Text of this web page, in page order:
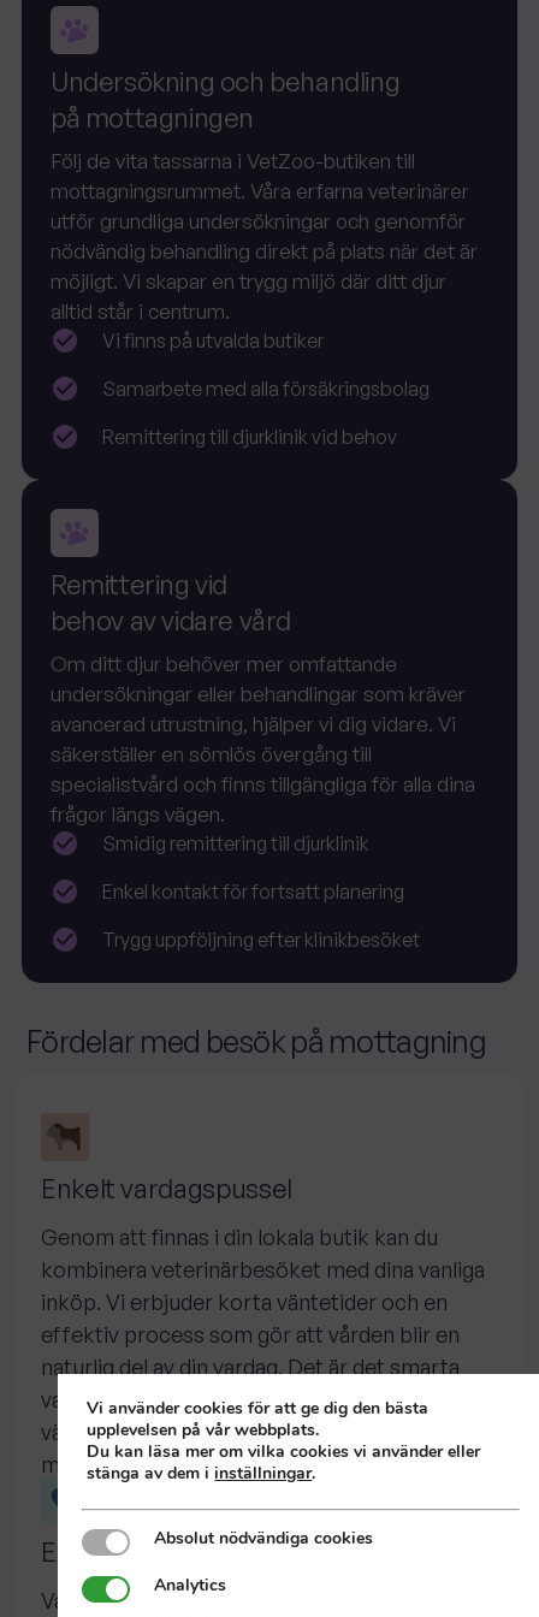
Undersökning och behandling
på mottagningen
Följ de vita tassarna i VetZoo-butiken till
mottagningsrummet. Våra erfarna veterinärer
utför grundliga undersökningar och genomför
nödvändig behandling direkt på plats när det är
möjligt. Vi skapar en trygg miljö där ditt djur
alltid står i centrum.
Vi finns på utvalda butiker
Samarbete med alla försäkringsbolag
Remittering till djurklinik vid behov
Remittering vid
behov av vidare vård
Om ditt djur behöver mer omfattande
undersökningar eller behandlingar som kräver
avancerad utrustning, hjälper vi dig vidare. Vi
säkerställer en sömlös övergång till
specialistvård och finns tillgängliga för alla dina
frågor längs vägen.
Smidig remittering till djurklinik
Enkel kontakt för fortsatt planering
Trygg uppföljning efter klinikbesöket
Fördelar med besök på mottagning
Enkelt vardagspussel
Genom att finnas i din lokala butik kan du
kombinera veterinärbesöket med dina vanliga
inköp. Vi erbjuder korta väntetider och en
effektiv process som gör att vården blir en
naturlig del av din vardag. Det är det smarta
valet för den moderna djurägaren som
värdesätter både tid och kvalitet i en bekant
miljö.
Expertis nära dig
Våra mottagningar bemannas av erfarna
Vi använder cookies för att ge dig den bästa
upplevelsen på vår webbplats.
Du kan läsa mer om vilka cookies vi använder eller
stänga av dem iinställningar.
Absolut nödvändiga cookies
Absolut nödvändiga cookies
AnalyticsAnalytics